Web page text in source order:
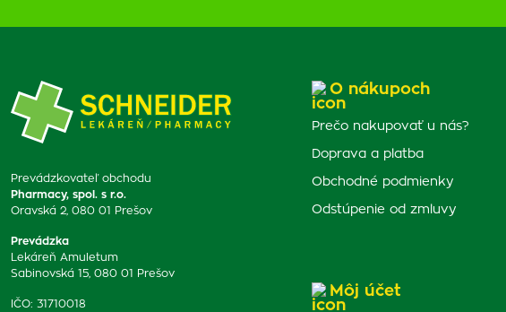
Prevádzkovateľ obchodu
Pharmacy, spol. s r.o.
Oravská 2, 080 01 Prešov
Prevádzka
Lekáreň Amuletum
Sabinovská 15, 080 01 Prešov
IČO: 31710018
O nákupoch
Prečo nakupovať u nás?
Doprava a platba
Obchodné podmienky
Odstúpenie od zmluvy
Môj účet